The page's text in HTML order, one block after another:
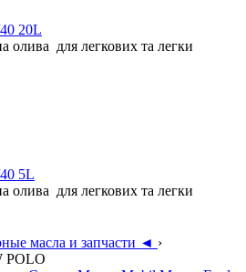
20L
олива для легкових та легки
5L
олива для легкових та легки
масла и запчасти ◄ ›
POLO